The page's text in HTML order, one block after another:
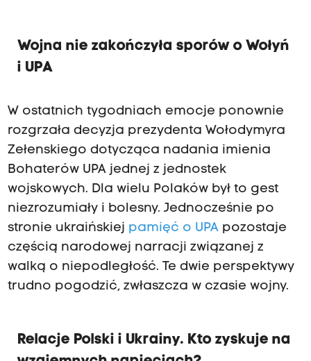
Wojna nie zakończyła sporów o Wołyń
i UPA
W ostatnich tygodniach emocje ponownie
rozgrzała decyzja prezydenta Wołodymyra
Zełenskiego dotycząca nadania imienia
Bohaterów UPA jednej z jednostek
wojskowych. Dla wielu Polaków był to gest
niezrozumiały i bolesny. Jednocześnie po
stronie ukraińskiej pamięć o UPApozostaje
częścią narodowej narracji związanej z
walką o niepodległość. Te dwie perspektywy
trudno pogodzić, zwłaszcza w czasie wojny.
Relacje Polski i Ukrainy. Kto zyskuje na